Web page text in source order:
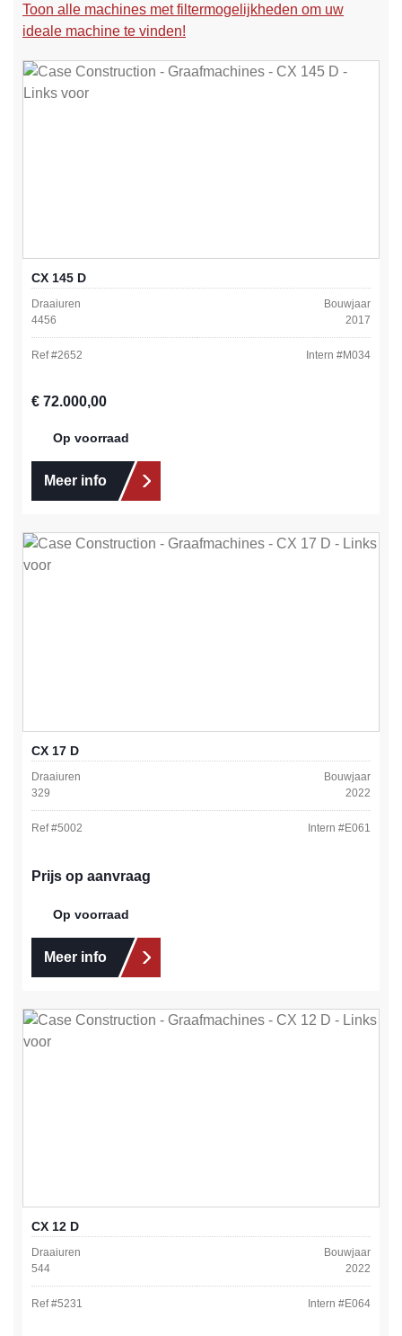
Toon alle machines met filtermogelijkheden om uw
ideale machine te vinden!
CX 145 D
Draaiuren
4456
Bouwjaar
2017
Ref #2652 Intern #M034
Normale prijs:
€ 72.000,00
Op voorraad
Meer info
CX 17 D
Draaiuren
329
Bouwjaar
2022
Ref #5002 Intern #E061
Prijs op aanvraag
Op voorraad
Meer info
CX 12 D
Draaiuren
544
Bouwjaar
2022
Ref #5231 Intern #E064